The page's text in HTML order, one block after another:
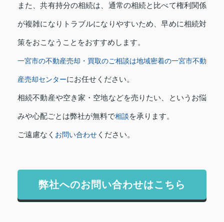
また、共有持分の相続は、通常の相続と比べて権利関係
が複雑になりトラブルになりやすいため、早めに相続対
策をおこなうことをおすすめします。
一宮市の不動産売却・買取のご相談は地域密着の一宮市不動
産売却センターにお任せください。
相続不動産や空き家・空地などを売りたい、というお悩
みや心配ごとは弊社が無料で相談を承ります。
ご遠慮なく お問い合わせ ください。
弊社へのお問い合わせはこちら